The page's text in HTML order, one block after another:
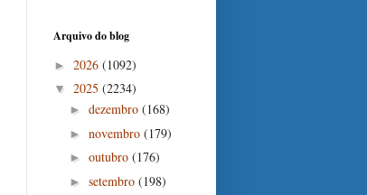
Arquivo do blog
► 2026 (1092)
▼ 2025 (2234)
► dezembro (168)
► novembro (179)
► outubro (176)
► setembro (198)